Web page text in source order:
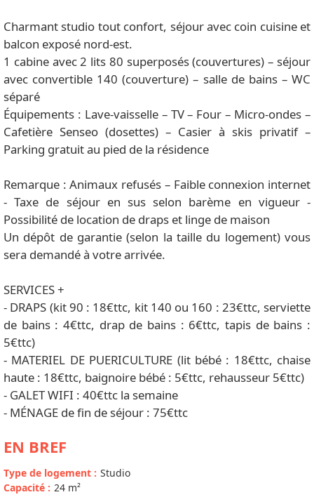
Charmant studio tout confort, séjour avec coin cuisine et
balcon exposé nord-est.
1 cabine avec 2 lits 80 superposés (couvertures) – séjour
avec convertible 140 (couverture) – salle de bains – WC
séparé
Équipements : Lave-vaisselle – TV – Four – Micro-ondes –
Cafetière Senseo (dosettes) – Casier à skis privatif –
Parking gratuit au pied de la résidence
Remarque : Animaux refusés – Faible connexion internet
- Taxe de séjour en sus selon barème en vigueur -
Possibilité de location de draps et linge de maison
Un dépôt de garantie (selon la taille du logement) vous
sera demandé à votre arrivée.
SERVICES +
- DRAPS (kit 90 : 18€ttc, kit 140 ou 160 : 23€ttc, serviette
de bains : 4€ttc, drap de bains : 6€ttc, tapis de bains :
5€ttc)
- MATERIEL DE PUERICULTURE (lit bébé : 18€ttc, chaise
haute : 18€ttc, baignoire bébé : 5€ttc, rehausseur 5€ttc)
- GALET WIFI : 40€ttc la semaine
- MÉNAGE de fin de séjour : 75€ttc
EN BREF
Type de logement : Studio
Capacité : 24 m²